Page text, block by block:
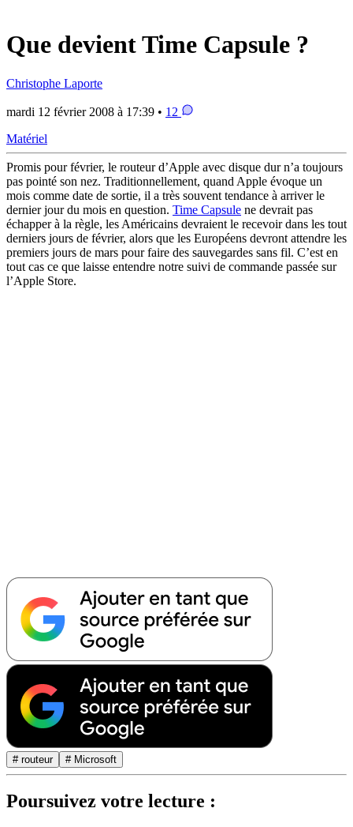
Que devient Time Capsule ?
Christophe Laporte
mardi 12 février 2008 à 17:39 • 12
Matériel
Promis pour février, le routeur d’Apple avec disque dur n’a toujours
pas pointé son nez. Traditionnellement, quand Apple évoque un
mois comme date de sortie, il a très souvent tendance à arriver le
dernier jour du mois en question. Time Capsule ne devrait pas
échapper à la règle, les Américains devraient le recevoir dans les tout
derniers jours de février, alors que les Européens devront attendre les
premiers jours de mars pour faire des sauvegardes sans fil. C’est en
tout cas ce que laisse entendre notre suivi de commande passée sur
l’Apple Store.
# routeur # Microsoft
Poursuivez votre lecture :